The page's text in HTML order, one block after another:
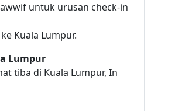
untuk urusan check-in
Kuala Lumpur.
Lumpur
tiba di Kuala Lumpur, In